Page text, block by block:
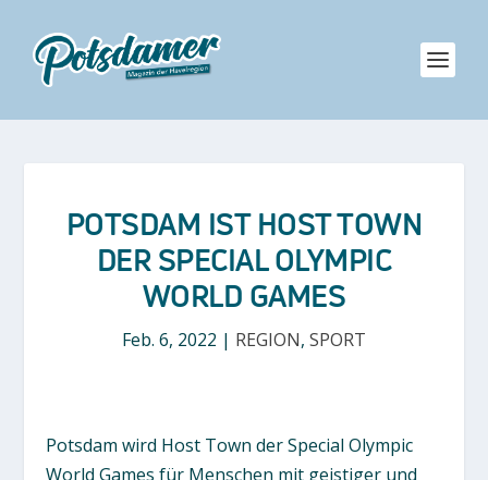
POTSDAM IST HOST TOWN
DER SPECIAL OLYMPIC
WORLD GAMES
Feb. 6, 2022 | REGION, SPORT
Potsdam wird Host Town der Special Olympic
World Games für Menschen mit geistiger und